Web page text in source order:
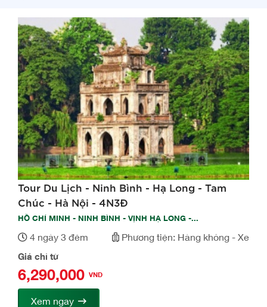
Tour Du Lịch - Ninh Bình - Hạ Long - Tam
Chúc - Hà Nội - 4N3Đ
HỒ CHÍ MINH - NINH BÌNH - VỊNH HẠ LONG -...
4 ngày 3 đêm Phương tiện: Hàng không - Xe
Giá chỉ từ
6,290,000 VND
Xem ngay